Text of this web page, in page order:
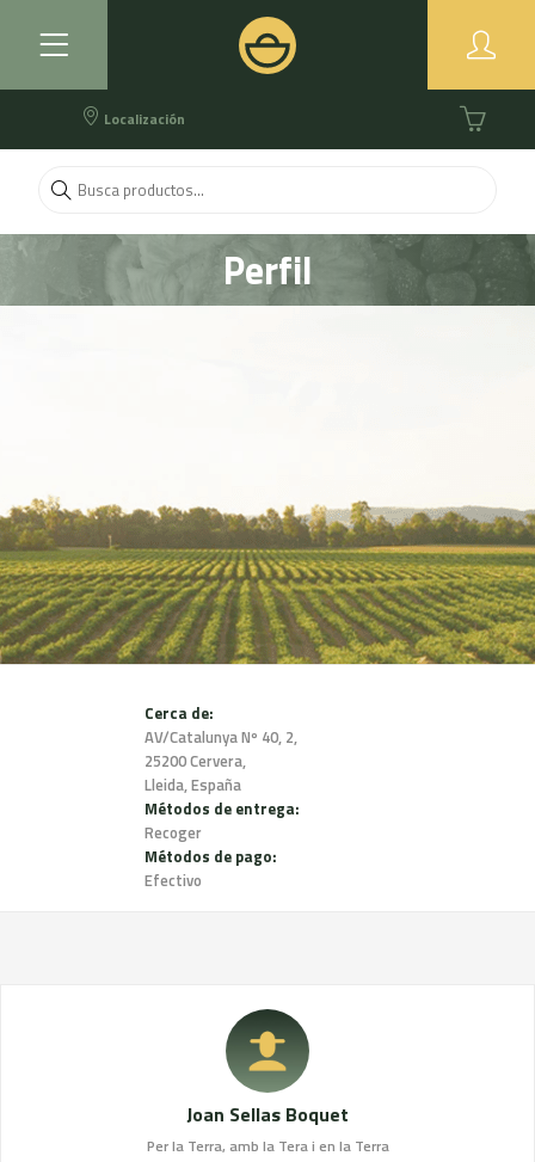
Localización
Perfil
Cerca de:
AV/Catalunya Nº 40, 2,
25200 Cervera,
Lleida, España
Métodos de entrega:
Recoger
Métodos de pago:
Efectivo
Joan Sellas Boquet
Per la Terra, amb la Tera i en la Terra